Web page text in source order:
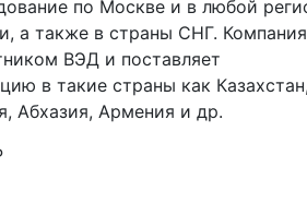
по Москве и в любой
а также в страны СНГ. Компания
ВЭД и поставляет
в такие страны как
Абхазия, Армения и др.